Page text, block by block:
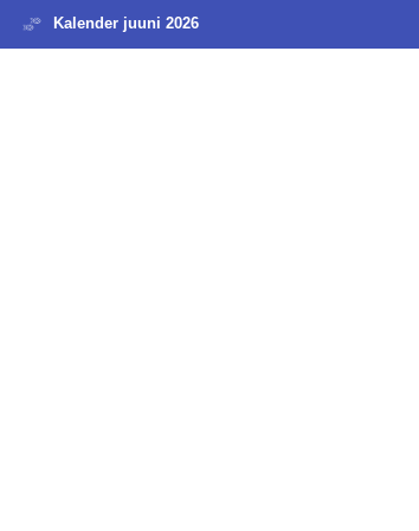
Kalender juuni 2026